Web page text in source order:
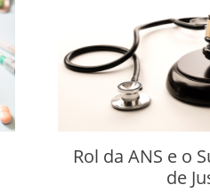
Rol da ANS e o
de